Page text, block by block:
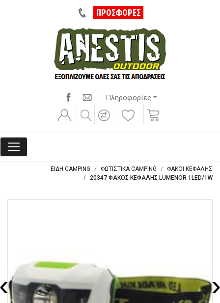
ΠΡΟΣΦΟΡΕΣ
Πληροφορίες
ΕΙΔΗ CAMPING ΦΩΤΙΣΤΙΚΑ CAMPING
ΦΑΚΟΙ ΚΕΦΑΛΗΣ
20347 ΦΑΚΟΣ ΚΕΦΑΛΗΣ LUMENOR 1LED/1W